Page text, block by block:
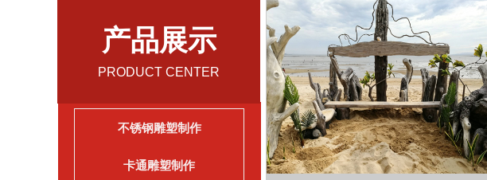
不锈钢雕塑制作
卡通雕塑制作
产品展示
PRODUCT CENTER